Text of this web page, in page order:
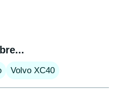
Volvo XC40